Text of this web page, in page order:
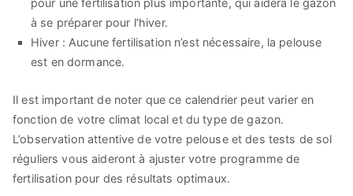
à se préparer pour l’hiver.
Hiver : Aucune fertilisation n’est nécessaire, la pelouse
est en dormance.
Il est important de noter que ce calendrier peut varier en
fonction de votre climat local et du type de gazon.
L’observation attentive de votre pelouse et des tests de sol
réguliers vous aideront à ajuster votre programme de
fertilisation pour des résultats optimaux.